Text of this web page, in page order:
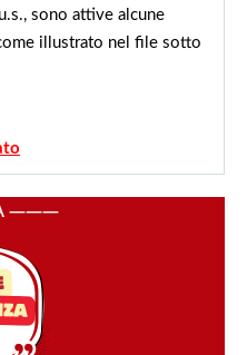
sono attive alcune
illustrato nel file sotto
———